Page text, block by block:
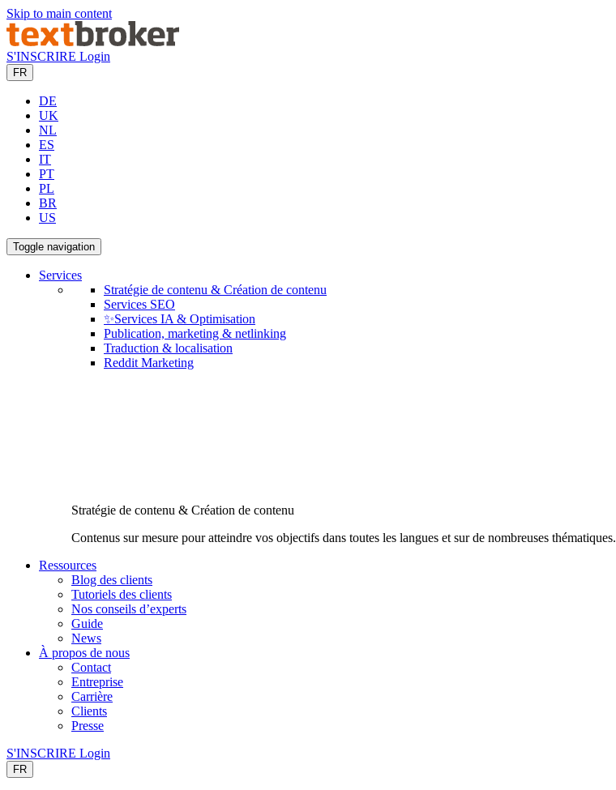
Skip to main content
S'INSCRIRE Login
FR
DE
UK
NL
ES
IT
PT
PL
BR
US
Toggle navigation
Services
Stratégie de contenu & Création de contenu
Services SEO
✨Services IA & Optimisation
Publication, marketing & netlinking
Traduction & localisation
Reddit Marketing
Stratégie de contenu & Création de contenu
Contenus sur mesure pour atteindre vos objectifs dans toutes les langues et sur de nombreuses thématiques.
Ressources
Blog des clients
Tutoriels des clients
Nos conseils d’experts
Guide
News
À propos de nous
Contact
Entreprise
Carrière
Clients
Presse
S'INSCRIRE Login
FR